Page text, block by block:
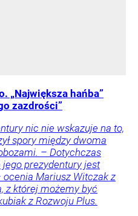
„Największa hańba”
zazdrości”
nic nie wskazuje na to,
spory między dwoma
– Dotychczas
prezydentury jest
Mariusz Witczak z
z której możemy być
z Rozwoju Plus.